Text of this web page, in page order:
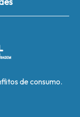
de consumo.